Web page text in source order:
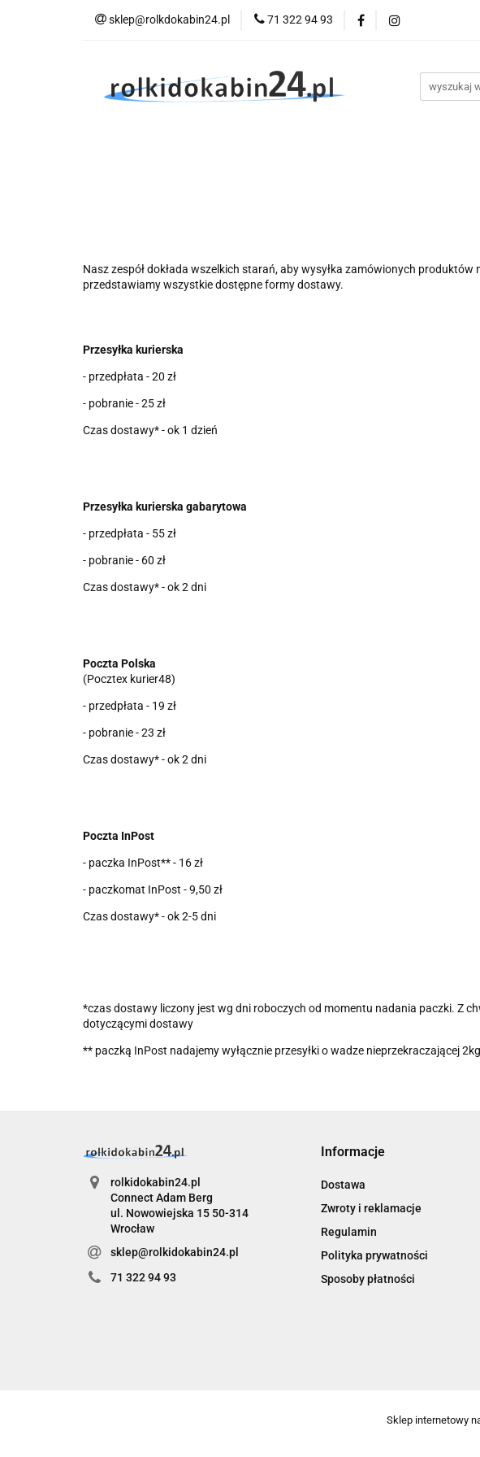
sklep@rolkdokabin24.pl 71 322 94 93
Rolki Armatura
Nasz zespół dokłada wszelkich starań, aby wysyłka zamówionych
przedstawiamy wszystkie dostępne formy dostawy.
Przesyłka kurierska
- przedpłata - 20 zł
- pobranie - 25 zł
Czas dostawy* - ok 1 dzień
Przesyłka kurierska gabarytowa
- przedpłata - 55 zł
- pobranie - 60 zł
Czas dostawy* - ok 2 dni
Poczta Polska
(Pocztex kurier48)
- przedpłata - 19 zł
- pobranie - 23 zł
Czas dostawy* - ok 2 dni
Poczta InPost
- paczka InPost** - 16 zł
- paczkomat InPost - 9,50 zł
Czas dostawy* - ok 2-5 dni
*czas dostawy liczony jest wg dni roboczych od momentu nadania paczki. Z
dotyczącymi dostawy
** paczką InPost nadajemy wyłącznie przesyłki o wadze nieprzekraczającej 2kg
rolkidokabin24.pl
Connect Adam Berg
ul. Nowowiejska 15 50-314
Wrocław
sklep@rolkidokabin24.pl
71 322 94 93
Informacje
Dostawa
Zwroty i reklamacje
Regulamin
Polityka prywatności
Sposoby płatności
Sklep internetowy